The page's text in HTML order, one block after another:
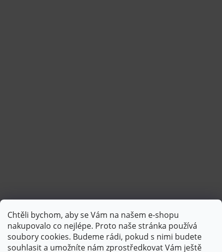
Chtěli bychom, aby se Vám na našem e-shopu
nakupovalo co nejlépe. Proto naše stránka používá
soubory cookies. Budeme rádi, pokud s nimi budete
souhlasit a umožníte nám zprostředkovat Vám ještě
Sledovat na Instagramu